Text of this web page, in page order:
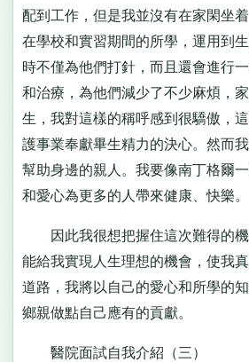
配到工作，但是我並沒有在家閑坐
在學校和實習期間的所學，運用到
時不僅為他們打針，而且還會進行
和治療，為他們減少了不少麻煩，
生，我對這樣的稱呼感到很驕傲，
護事業奉獻畢生精力的決心。然而
幫助身邊的親人。我要像南丁格爾
和愛心為更多的人帶來健康、快樂。
因此我很想把握住這次難得的機
能給我實現人生理想的機會，使我
道路，我將以自己的愛心和所學的
鄉親做點自己應有的貢獻。
醫院面試自我介紹（三）